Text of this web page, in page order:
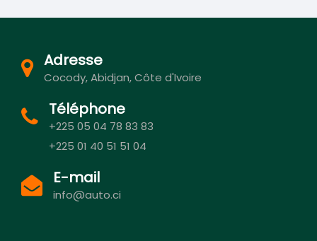
Adresse
Cocody, Abidjan, Côte d'Ivoire
Téléphone
+225 05 04 78 83 83
+225 01 40 51 51 04
E-mail
info@auto.ci